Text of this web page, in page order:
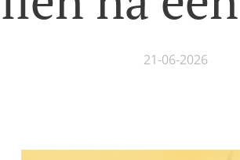
21-06-2026